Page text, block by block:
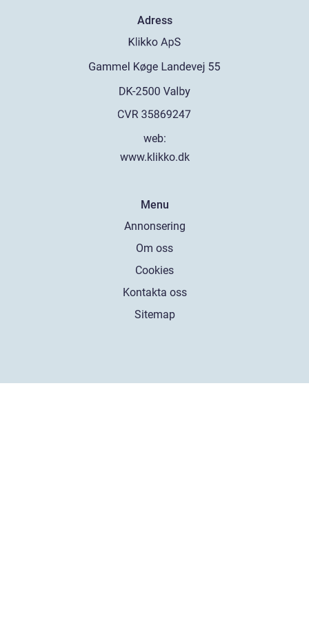
Adress
web:
www.klikko.dk
Menu
Annonsering
Om oss
Cookies
Kontakta oss
Sitemap